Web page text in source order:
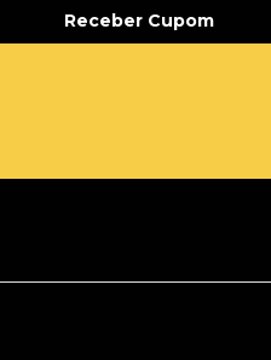
Receber Cupom